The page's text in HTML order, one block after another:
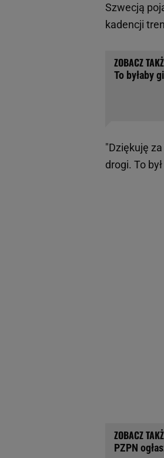
Szwecją
kadencji
To byłaby
"Dziękuję
drogi. To
PZPN